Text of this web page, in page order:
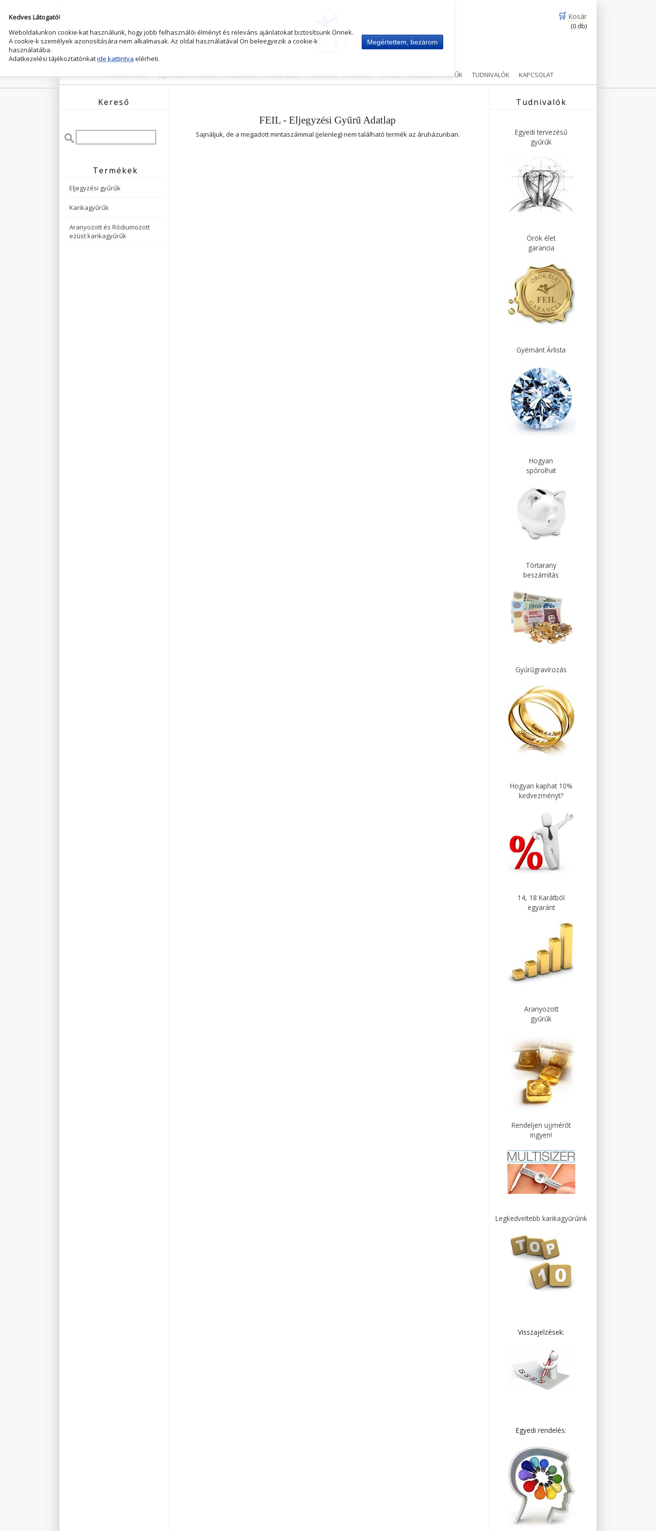
🛒 Kosár
(0 db)
KARIKAGYŰRŰK ELJEGYZESI GYŰRŰK ÉKSZEREK HUGO BOSS GYÉMÁNT-DRÁGAKŐ EGYEDI TERVEZÉSŰ GYŰRŰK TUDNIVALÓK KAPCSOLAT
Kereső
Termékek
Eljegyzési gyűrűk
Karikagyűrűk
Aranyozott és Ródiumozott
ezüst karikagyűrűk
FEIL - Eljegyzési Gyűrű Adatlap
Sajnáljuk, de a megadott mintaszámmal (jelenleg) nem található termék az áruházunban.
Tudnivalók
Egyedi tervezésű
gyűrűk
Örök élet
garancia
Gyémánt Árlista
Hogyan
spórolhat
Törtarany
beszámítás
Gyűrűgravírozás
Hogyan kaphat 10%
kedvezményt?
14, 18 Karátból
egyaránt
Aranyozott
gyűrűk
Rendeljen ujjmérőt
ingyen!
Legkedveltebb karikagyűrűink
Visszajelzések:
Egyedi rendelés:
Kedves Látogató!
Weboldalunkon cookie-kat használunk, hogy jobb felhasználói élményt és releváns ajánlatokat biztosítsunk Önnek.
A cookie-k személyek azonosítására nem alkalmasak. Az oldal használatával Ön beleegyezik a cookie-k
használatába.
Adatkezelési tájékoztatónkatide kattintva elérheti.
Megértettem, bezárom